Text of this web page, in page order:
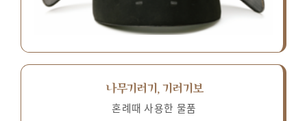
나무기러기, 기러기보
혼례때 사용한 물품